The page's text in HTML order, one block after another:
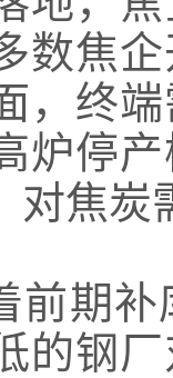
数焦
，终
炉停
对焦炭
前期
的钢